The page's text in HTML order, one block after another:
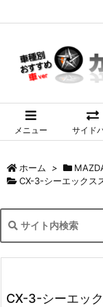
メニュー サイド
ホーム >
CX-3-シーエックス
CX-3-シーエッ